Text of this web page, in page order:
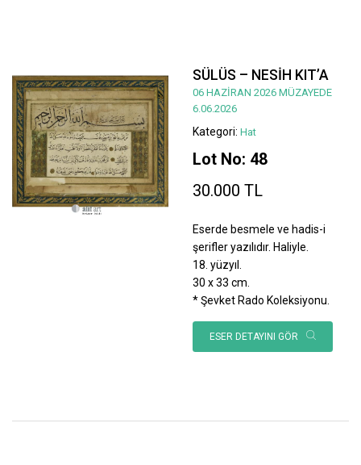
SÜLÜS – NESİH KIT’A
06 HAZİRAN 2026 MÜZAYEDE
6.06.2026
Kategori: Hat
Lot No: 48
30.000 TL
Eserde besmele ve hadis-i
şerifler yazılıdır. Haliyle.
18. yüzyıl.
30 x 33 cm.
* Şevket Rado Koleksiyonu.
ESER DETAYINI GÖR